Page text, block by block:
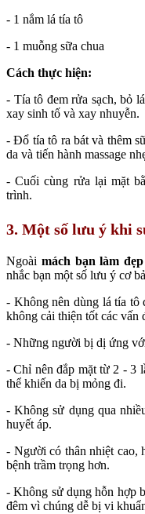
- 1 nắm lá tía tô
- 1 muỗng sữa chua
Cách thực hiện:
- Tía tô đem rửa sạch, bỏ
xay sinh tố và xay nhuyễn.
- Đổ tía tô ra bát và thêm
da và tiến hành massage
- Cuối cùng rửa lại mặt
trình.
3. Một số lưu ý khi
Ngoài mách bạn làm
nhắc bạn một số lưu ý cơ
- Không nên dùng lá tía tô
không cải thiện tốt các vấn
- Những người bị dị ứng
- Chỉ nên đắp mặt từ 2 - 3
thể khiến da bị mỏng đi.
- Không sử dụng qua
huyết áp.
- Người có thân nhiệt cao,
bệnh trầm trọng hơn.
- Không sử dụng hỗn hợp
đêm vì chúng dễ bị vi